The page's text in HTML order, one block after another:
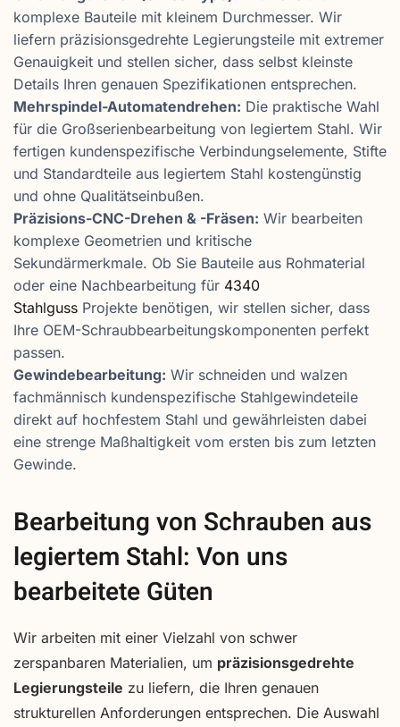
komplexe Bauteile mit kleinem Durchmesser. Wir
liefern präzisionsgedrehte Legierungsteile mit extremer
Genauigkeit und stellen sicher, dass selbst kleinste
Details Ihren genauen Spezifikationen entsprechen.
Mehrspindel-Automatendrehen: Die praktische Wahl
für die Großserienbearbeitung von legiertem Stahl. Wir
fertigen kundenspezifische Verbindungselemente, Stifte
und Standardteile aus legiertem Stahl kostengünstig
und ohne Qualitätseinbußen.
Präzisions-CNC-Drehen & -Fräsen: Wir bearbeiten
komplexe Geometrien und kritische
Sekundärmerkmale. Ob Sie Bauteile aus Rohmaterial
oder eine Nachbearbeitung für 4340
Stahlguss Projekte benötigen, wir stellen sicher, dass
Ihre OEM-Schraubbearbeitungskomponenten perfekt
passen.
Gewindebearbeitung: Wir schneiden und walzen
fachmännisch kundenspezifische Stahlgewindeteile
direkt auf hochfestem Stahl und gewährleisten dabei
eine strenge Maßhaltigkeit vom ersten bis zum letzten
Gewinde.
Bearbeitung von Schrauben aus
legiertem Stahl: Von uns
bearbeitete Güten
Wir arbeiten mit einer Vielzahl von schwer
zerspanbaren Materialien, um präzisionsgedrehte
Legierungsteile zu liefern, die Ihren genauen
strukturellen Anforderungen entsprechen. Die Auswahl